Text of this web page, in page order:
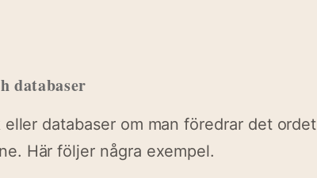
databaser
databaser om man föredrar det ordet
Här följer några exempel.